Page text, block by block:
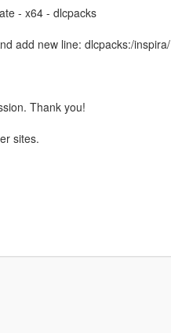
- x64 - dlcpacks
add new line: dlcpacks:/inspira/
Thank you!
sites.